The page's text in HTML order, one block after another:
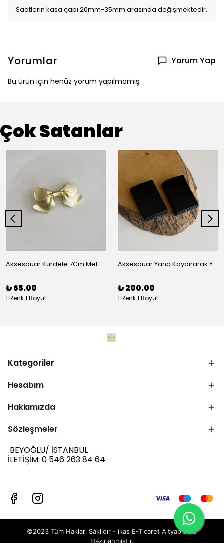
Saatlerin kasa çapı 20mm-35mm arasında değişmektedir.
Yorumlar Yorum Yap
Bu ürün için henüz yorum yapılmamış.
Çok Satanlar
Aksesauar Kurdele 7Cm Metal Pens Toka
₺ 65.00
1 Renk 1 Boyut
Aksesauar Yana Kaydırarak Yanmalı Kum Siyah Çakmak
₺ 200.00
1 Renk 1 Boyut
Kategoriler
Hesabım
Hakkımızda
Sözleşmeler
BEYOĞLU/ İSTANBUL
İLETİŞİM: 0 546 263 84 64
©2023 Tüm Hakları Saklıdır - ikas E-Ticaret Altyapısı ile
Hazırlanmıştır.